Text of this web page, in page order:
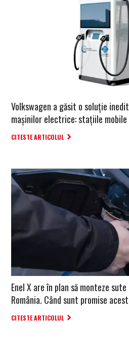
Volkswagen a găsit o soluție
mașinilor electrice: stațiile mobile
CITESTE ARTICOLUL
Enel X are în plan să monteze
România. Când sunt promise
CITESTE ARTICOLUL